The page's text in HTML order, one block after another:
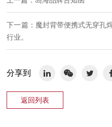
下一篇：魔封背带便携式无穿孔
行业。
分享到
返回列表